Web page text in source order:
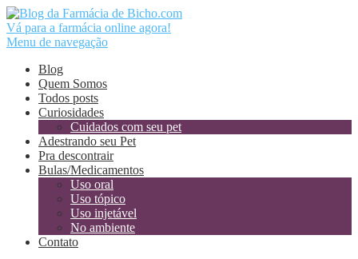
Vá para a farmácia online agora!
Menu de navegação
Blog
Quem Somos
Todos posts
Curiosidades
Cuidados com seu pet
Adestrando seu Pet
Pra descontrair
Bulas/Medicamentos
Uso oral
Uso tópico
Uso injetável
No ambiente
Contato